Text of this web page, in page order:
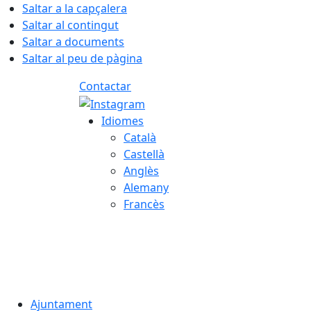
Saltar a la capçalera
Saltar al contingut
Saltar a documents
Saltar al peu de pàgina
Contactar
Idiomes
Català
Castellà
Anglès
Alemany
Francès
Ajuntament